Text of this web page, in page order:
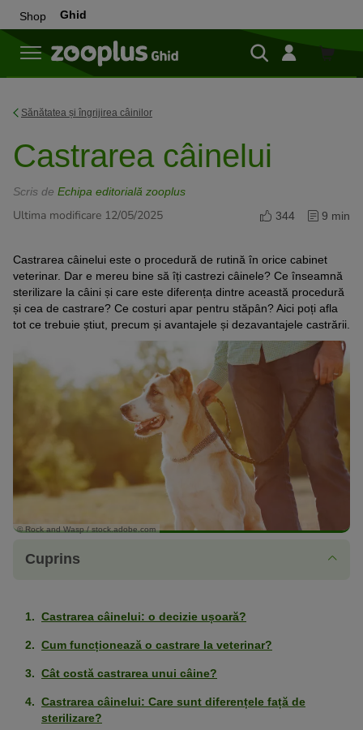
Shop Ghid
Sănătatea și îngrijirea câinilor
Castrarea câinelui
Scris de Echipa editorială zooplus
Ultima modificare 12/05/2025 344 9 min
Castrarea câinelui este o procedură de rutină în orice cabinet
veterinar. Dar e mereu bine să îți castrezi câinele? Ce înseamnă
sterilizare la câini și care este diferența dintre această procedură
și cea de castrare? Ce costuri apar pentru stăpân? Aici poți afla
tot ce trebuie știut, precum și avantajele și dezavantajele castrării.
© Rock and Wasp / stock.adobe.com
Cuprins
Castrarea câinelui: o decizie ușoară?
Cum funcționează o castrare la veterinar?
Cât costă castrarea unui câine?
Castrarea câinelui: Care sunt diferențele față de
sterilizare?